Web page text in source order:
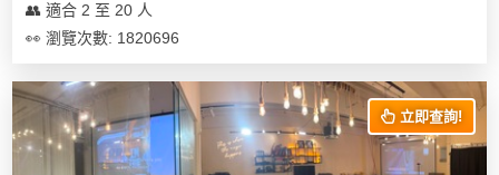
👥 適合 2 至 20 人
👀 瀏覽次數: 1820696
立即查詢!